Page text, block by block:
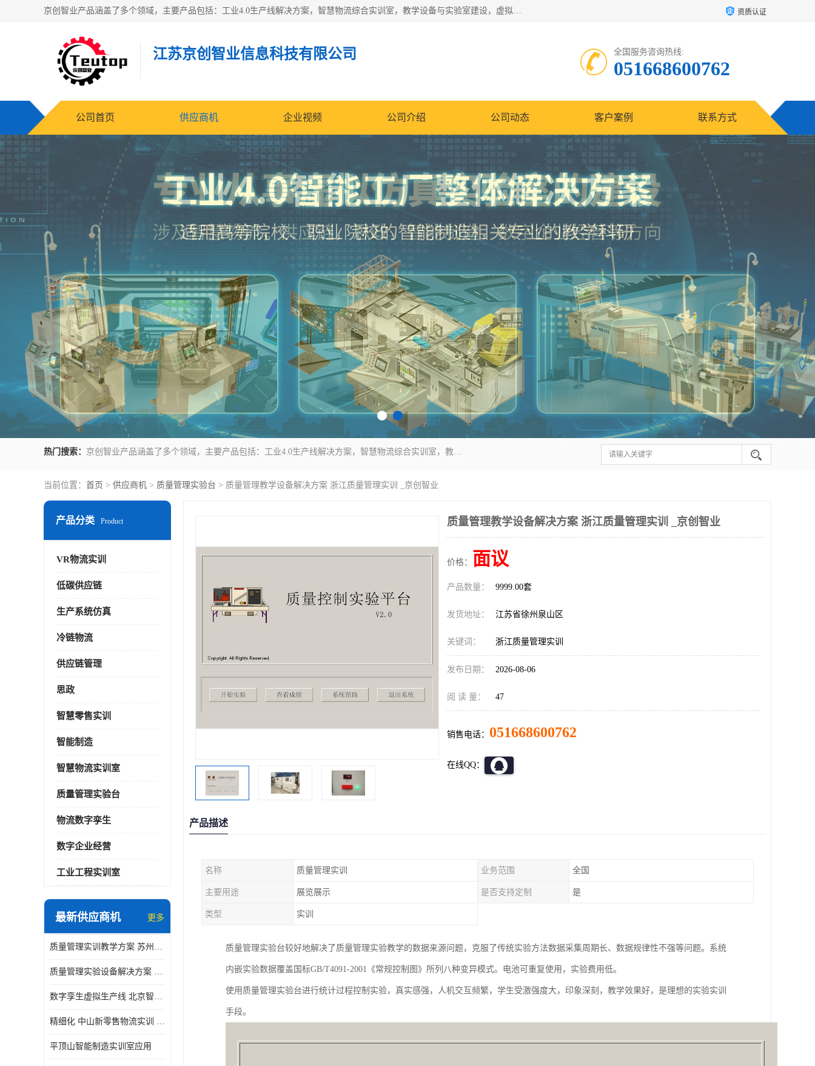
京创智业产品涵盖了多个领域，主要产品包括：工业4.0生产线解决方案，智慧物流综合实训室，教学设备与实验室建设，虚拟仿真实验室等。公司将秉持“创新、执着、诚信、共赢”的理念，以“将服务当作使命”为核心价值观，致力于为客户创造价值，与客户、合作伙伴和员工共同成长。 资质认证
江苏京创智业信息科技有限公司 全国服务咨询热线:
051668600762
公司首页 供应商机 企业视频 公司介绍 公司动态 客户案例 联系方式
热门搜索： 京创智业产品涵盖了多个领域，主要产品包括：工业4.0生产线解决方案，智慧物流综合实训室，教学设备与实验室建设，虚拟仿真实验室等。公司将秉持“创新、执着、诚信、共赢”的理念，以“将服务当作使命”为核心价值观，致力于为客户创造价值，与客户、合作伙伴和员工共同成长。
当前位置： 首页 > 供应商机 > 质量管理实验台 > 质量管理教学设备解决方案 浙江质量管理实训 _京创智业
产品分类 Product
VR物流实训
低碳供应链
生产系统仿真
冷链物流
供应链管理
思政
智慧零售实训
智能制造
智慧物流实训室
质量管理实验台
物流数字孪生
数字企业经营
工业工程实训室
最新供应商机 更多
质量管理实训教学方案 苏州质量管理实训 _京创智业
质量管理实验设备解决方案 徐州质量管理实训 _京创智业
数字孪生虚拟生产线 北京智能制造仿真应用
精细化 中山新零售物流实训 数字化赋能
平顶山智能制造实训室应用
质量管理教学设备解决方案 浙江质量管理实训 _京创智业
价格： 面议
产品数量： 9999.00套
发货地址： 江苏省徐州泉山区
关键词： 浙江质量管理实训
发布日期： 2026-08-06
阅 读 量： 47
销售电话： 051668600762
在线QQ：
产品描述
名称 质量管理实训 业务范围 全国
主要用途 展览展示 是否支持定制 是
类型 实训
质量管理实验台较好地解决了质量管理实验教学的数据来源问题，克服了传统实验方法数据采集周期长、数据规律性不强等问题。系统
内嵌实验数据覆盖国标GB/T4091-2001《常规控制图》所列八种变异模式。电池可重复使用，实验费用低。
使用质量管理实验台进行统计过程控制实验，真实感强，人机交互频繁，学生受激强度大，印象深刻，教学效果好，是理想的实验实训
手段。